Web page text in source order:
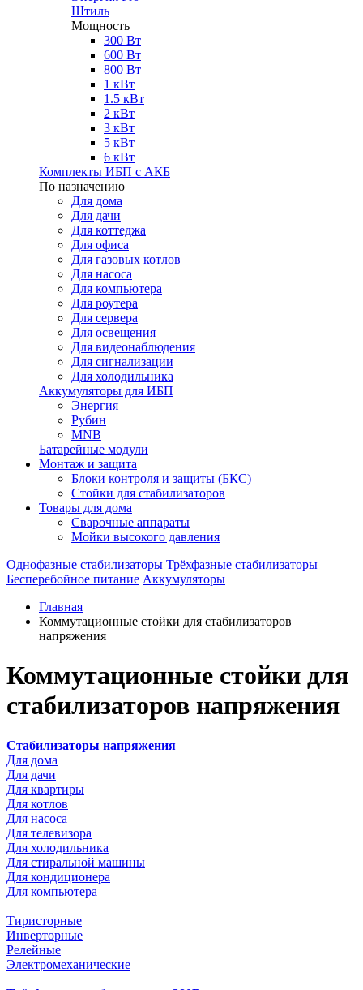
Штиль
Мощность
300 Вт
600 Вт
800 Вт
1 кВт
1.5 кВт
2 кВт
3 кВт
5 кВт
6 кВт
Комплекты ИБП с АКБ
По назначению
Для дома
Для дачи
Для коттеджа
Для офиса
Для газовых котлов
Для насоса
Для компьютера
Для роутера
Для сервера
Для освещения
Для видеонаблюдения
Для сигнализации
Для холодильника
Аккумуляторы для ИБП
Энергия
Рубин
MNB
Батарейные модули
Монтаж и защита
Блоки контроля и защиты (БКС)
Стойки для стабилизаторов
Товары для дома
Сварочные аппараты
Мойки высокого давления
Однофазные стабилизаторы Трёхфазные стабилизаторы
Бесперебойное питание Аккумуляторы
Главная
Коммутационные стойки для стабилизаторов
напряжения
Коммутационные стойки для
стабилизаторов напряжения
Стабилизаторы напряжения
Для дома
Для дачи
Для квартиры
Для котлов
Для насоса
Для телевизора
Для холодильника
Для стиральной машины
Для кондиционера
Для компьютера
Тиристорные
Инверторные
Релейные
Электромеханические